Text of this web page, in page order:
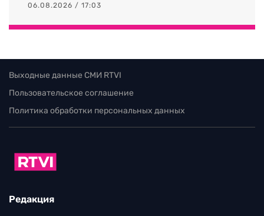
06.08.2026 / 17:03
Выходные данные СМИ RTVI
Пользовательское соглашение
Политика обработки персональных данных
Редакция